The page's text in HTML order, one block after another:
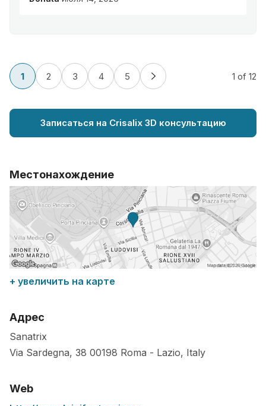
1 2 3 4 5 1 of 12
Записаться на Crisalix 3D консультацию
Местонахождение
+ увеличить на карте
Адрес
Sanatrix
Via Sardegna, 38 00198 Roma - Lazio, Italy
Web